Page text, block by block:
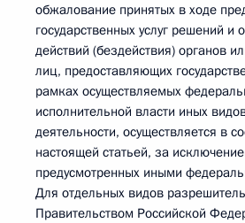
обжалование принятых в ходе
государственных услуг решений и
действий (бездействия) органов
лиц, предоставляющих
рамках осуществляемых
исполнительной власти иных
деятельности, осуществляется в
настоящей статьей, за
предусмотренных иными
Для отдельных видов
Правительством Российской